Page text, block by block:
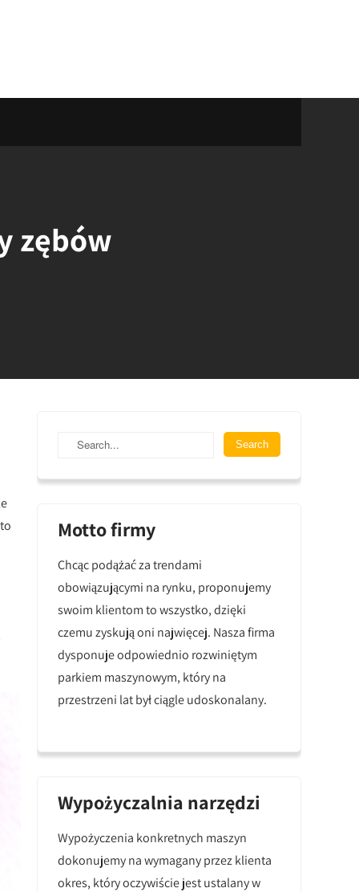
zębów
Motto firmy
Chcąc podążać za trendami
obowiązującymi na rynku, proponujemy
swoim klientom to wszystko, dzięki
czemu zyskują oni najwięcej. Nasza firma
dysponuje odpowiednio rozwiniętym
parkiem maszynowym, który na
przestrzeni lat był ciągle udoskonalany.
Wypożyczalnia narzędzi
Wypożyczenia konkretnych maszyn
dokonujemy na wymagany przez klienta
okres, który oczywiście jest ustalany w